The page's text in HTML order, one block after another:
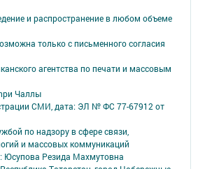
и распространение в любом объеме
только с письменного согласия
агентства по печати и массовым
Чаллы
СМИ, дата: ЭЛ № ФС 77-67912 от
по надзору в сфере связи,
и массовых коммуникаций
Юсупова Резида Махмутовна